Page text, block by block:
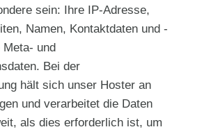
sein: Ihre IP-Adresse,
Namen, Kontaktdaten und -
Meta- und
Bei der
hält sich unser Hoster an
und verarbeitet die Daten
als dies erforderlich ist, um